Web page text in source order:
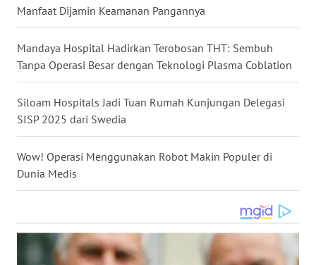
Manfaat Dijamin Keamanan Pangannya
Mandaya Hospital Hadirkan Terobosan THT: Sembuh
Tanpa Operasi Besar dengan Teknologi Plasma Coblation
Siloam Hospitals Jadi Tuan Rumah Kunjungan Delegasi
SISP 2025 dari Swedia
Wow! Operasi Menggunakan Robot Makin Populer di
Dunia Medis
WN
NUSANTARA
WN
JOGJA
WN
JATIM
WN
BALI
WN
KALBAR